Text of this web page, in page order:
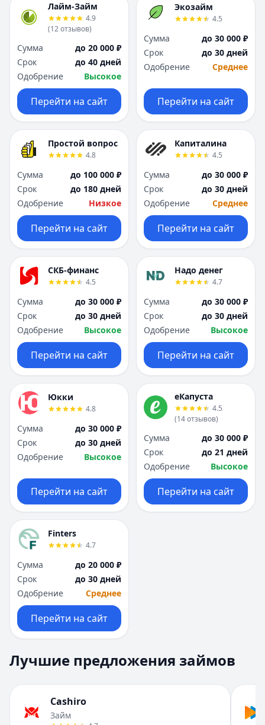
Лайм-Займ
4.9
(12отзывов)
Сумма
до 20 000 ₽
Срок
до 40 дней
Одобрение
Высокое
Перейти на сайт
Экозайм
4.5
Сумма
до 30 000 ₽
Срок
до 30 дней
Одобрение
Среднее
Перейти на сайт
Простой вопрос
4.8
Сумма
до 100 000 ₽
Срок
до 180 дней
Одобрение
Низкое
Перейти на сайт
Капиталина
4.5
Сумма
до 30 000 ₽
Срок
до 30 дней
Одобрение
Среднее
Перейти на сайт
СКБ-финанс
4.5
Сумма
до 30 000 ₽
Срок
до 30 дней
Одобрение
Высокое
Перейти на сайт
Надо денег
4.7
Сумма
до 30 000 ₽
Срок
до 30 дней
Одобрение
Высокое
Перейти на сайт
Юкки
4.8
Сумма
до 30 000 ₽
Срок
до 30 дней
Одобрение
Высокое
Перейти на сайт
еКапуста
4.5
(14отзывов)
Сумма
до 30 000 ₽
Срок
до 21 дней
Одобрение
Высокое
Перейти на сайт
Finters
4.7
Сумма
до 20 000 ₽
Срок
до 30 дней
Одобрение
Среднее
Перейти на сайт
Лучшие предложения займов
Cashiro
Займ